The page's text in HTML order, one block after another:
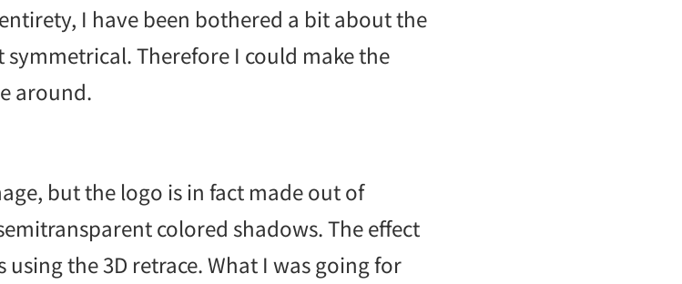
I have been bothered a bit about the
Therefore I could make the
around.
but the logo is in fact made out of
colored shadows. The effect
the 3D retrace. What I was going for